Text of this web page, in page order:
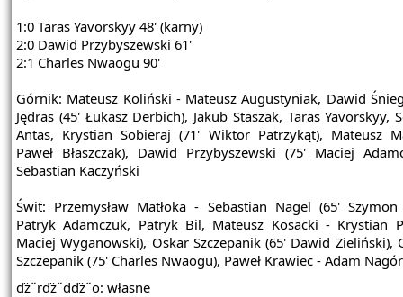
1:0 Taras Yavorskyy 48' (karny)
2:0 Dawid Przybyszewski 61'
2:1 Charles Nwaogu 90'
Górnik: Mateusz Koliński - Mateusz Augustyniak, Dawid
Jędras (45' Łukasz Derbich), Jakub Staszak, Taras Yavorskyy,
Antas, Krystian Sobieraj (71' Wiktor Patrzykąt), Mateusz
Paweł Błaszczak), Dawid Przybyszewski (75' Maciej
Sebastian Kaczyński
Świt: Przemysław Matłoka - Sebastian Nagel (65' Szymon
Patryk Adamczuk, Patryk Bil, Mateusz Kosacki - Krystian
Maciej Wyganowski), Oskar Szczepanik (65' Dawid Zieliński),
Szczepanik (75' Charles Nwaogu), Paweł Krawiec - Adam
ďż˝rďż˝dďż˝o: własne